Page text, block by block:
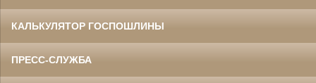
КАЛЬКУЛЯТОР ГОСПОШЛИНЫ
ПРЕСС-СЛУЖБА